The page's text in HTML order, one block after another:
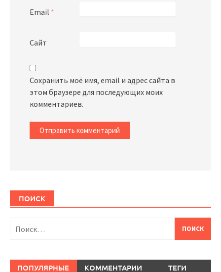
Email *
Сайт
Сохранить моё имя, email и адрес сайта в
этом браузере для последующих моих
комментариев.
ПОИСК
ПОПУЛЯРНЫЕ КОММЕНТАРИИ ТЕГИ